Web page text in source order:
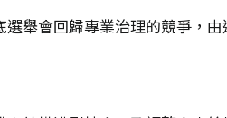
舉會回歸專業治理的競爭，